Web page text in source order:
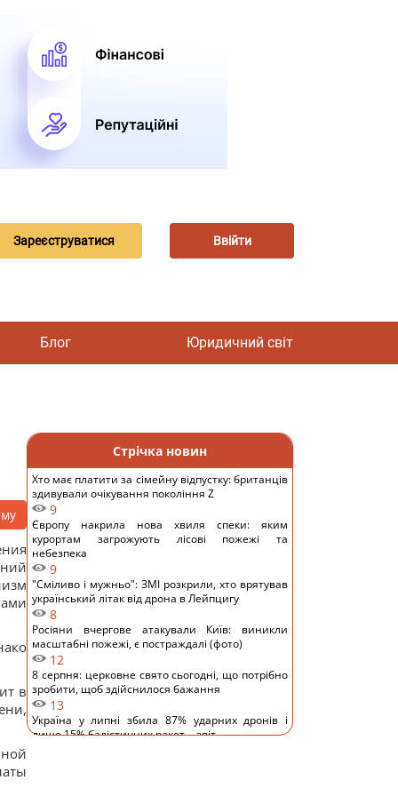
Зареєструватися Ввійти
Блог Юридичний світ
в
Стрічка новин
Хто має платити за сімейну відпустку: британців
здивували очікування покоління Z
9
Європу накрила нова хвиля спеки: яким
курортам загрожують лісові пожежі та
небезпека
9
"Сміливо і мужньо": ЗМІ розкрили, хто врятував
український літак від дрона в Лейпцигу
8
Росіяни вчергове атакували Київ: виникли
масштабні пожежі, є постраждалі (фото)
12
8 серпня: церковне свято сьогодні, що потрібно
зробити, щоб здійснилося бажання
13
Україна у липні збила 87% ударних дронів і
лише 15% балістичних ракет, - звіт